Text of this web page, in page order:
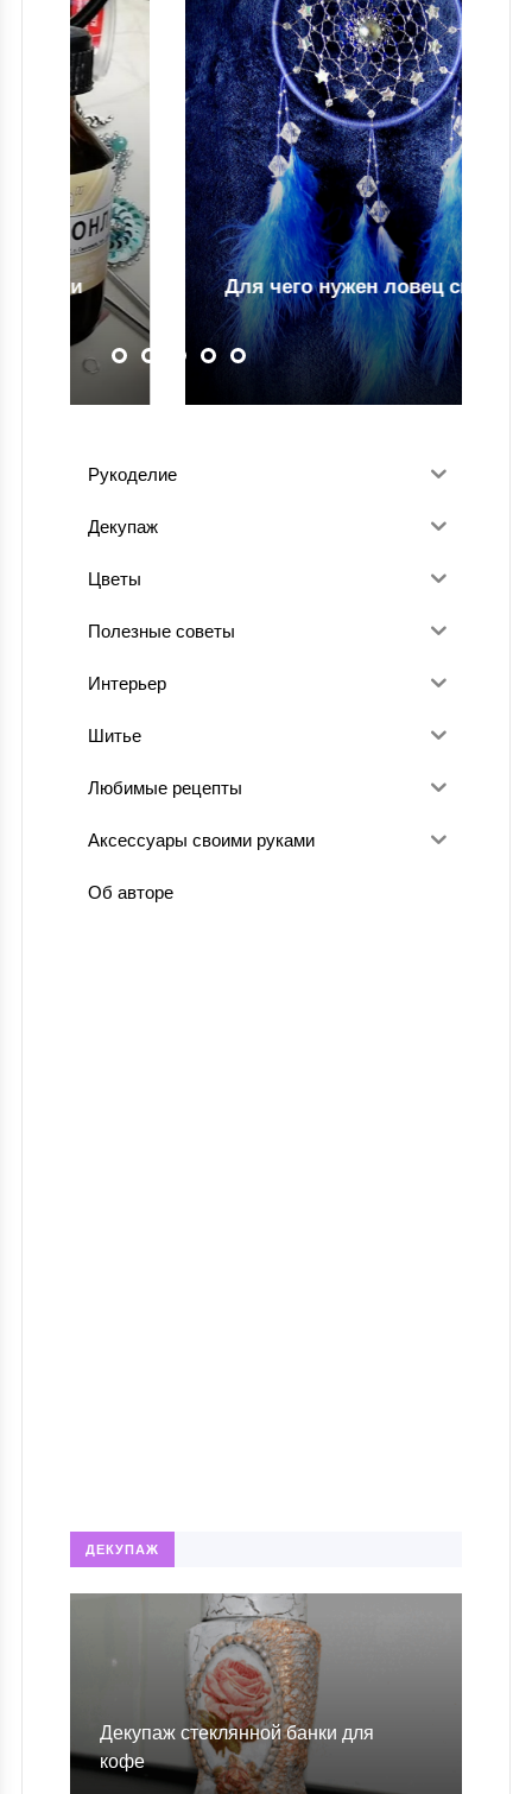
Для чего нужен ловец снов
Рукоделие
Декупаж
Цветы
Полезные советы
Интерьер
Шитье
Любимые рецепты
Аксессуары своими руками
Об авторе
ДЕКУПАЖ
Декупаж стеклянной банки для
кофе